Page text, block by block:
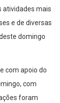
atividades mais
e de diversas
domingo
com apoio do
com
foram